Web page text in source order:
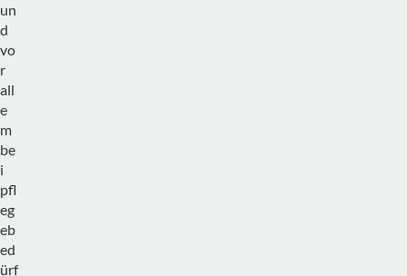
un
d
vo
r
all
e
m
be
i
pfl
eg
eb
ed
ürf